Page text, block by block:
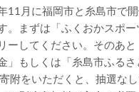
11月に福岡市と糸島市で
。まずは「ふくおかスポー
ーしてください。そのあと
」もしくは「糸島市ふるさ
附をいただくと、抽選な